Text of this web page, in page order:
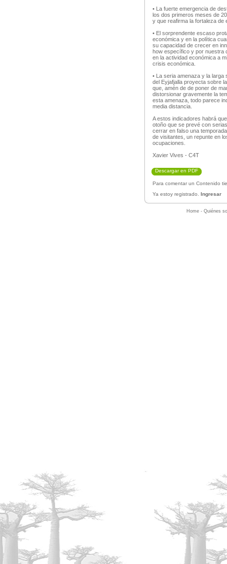
• La fuerte emergencia de
los dos primeros meses de
y que reafirma la fortaleza de
• El sorprendente escaso
económica y en la política
su capacidad de crecer en
how específico y por nuestra
en la actividad económica a
crisis económica.
• La seria amenaza y la
del Eyjafjalla proyecta sobre
que, amén de de poner de
distorsionar gravemente la
esta amenaza, todo parece
media distancia.
A estos indicadores habrá
otoño que se prevé con
cerrar en falso una
de visitantes, un repunte en
ocupaciones.
Xavier Vives - C4T
Descargar en PDF
Para comentar un Contenido
Ya estoy registrado. Ingresar
Home - Quiénes